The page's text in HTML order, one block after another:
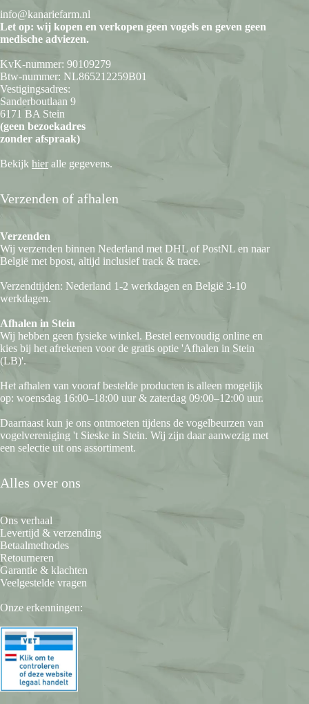
info@kanariefarm.nl
Let op: wij kopen en verkopen geen vogels en geven geen
medische adviezen.
KvK-nummer: 90109279
Btw-nummer: NL865212259B01
Vestigingsadres:
Sanderboutlaan 9
6171 BA Stein
(geen bezoekadres
zonder afspraak)
Bekijk hier alle gegevens.
Verzenden of afhalen
Verzenden
Wij verzenden binnen Nederland met DHL of PostNL en naar
België met bpost, altijd inclusief track & trace.
Verzendtijden: Nederland 1-2 werkdagen en België 3-10
werkdagen.
Afhalen in Stein
Wij hebben geen fysieke winkel. Bestel eenvoudig online en
kies bij het afrekenen voor de gratis optie 'Afhalen in Stein
(LB)'.
Het afhalen van vooraf bestelde producten is alleen mogelijk
op: woensdag 16:00–18:00 uur & zaterdag 09:00–12:00 uur.
Daarnaast kun je ons ontmoeten tijdens de vogelbeurzen van
vogelvereniging 't Sieske in Stein. Wij zijn daar aanwezig met
een selectie uit ons assortiment.
Alles over ons
Ons verhaal
Levertijd & verzending
Betaalmethodes
Retourneren
Garantie & klachten
Veelgestelde vragen
Onze erkenningen: